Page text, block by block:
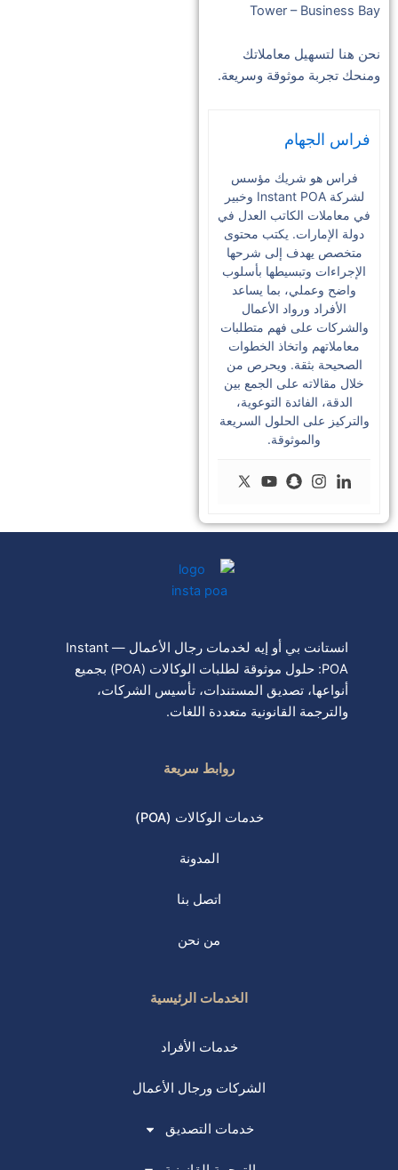
Tower – Business Bay
نحن هنا لتسهيل معاملاتك
ومنحك تجربة موثوقة وسريعة.
فراس الجهام
فراس هو شريك مؤسس
لشركة Instant POA وخبير
في معاملات الكاتب العدل في
دولة الإمارات. يكتب محتوى
متخصص يهدف إلى شرحها
الإجراءات وتبسيطها بأسلوب
واضح وعملي، بما يساعد
الأفراد ورواد الأعمال
والشركات على فهم متطلبات
معاملاتهم واتخاذ الخطوات
الصحيحة بثقة. ويحرص من
خلال مقالاته على الجمع بين
الدقة، الفائدة التوعوية،
والتركيز على الحلول السريعة
والموثوقة.
انستانت بي أو إيه لخدمات رجال الأعمال — Instant
POA: حلول موثوقة لطلبات الوكالات (POA) بجميع
أنواعها، تصديق المستندات، تأسيس الشركات،
والترجمة القانونية متعددة اللغات.
روابط سريعة
خدمات الوكالات (POA)
المدونة
اتصل بنا
من نحن
الخدمات الرئيسية
خدمات الأفراد
الشركات ورجال الأعمال
خدمات التصديق